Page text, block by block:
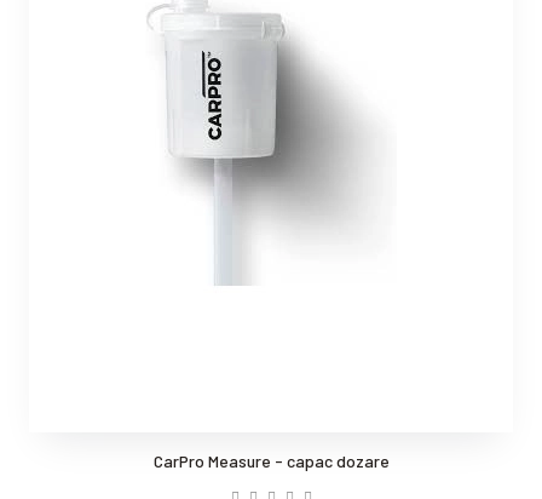
CarPro Measure - capac dozare